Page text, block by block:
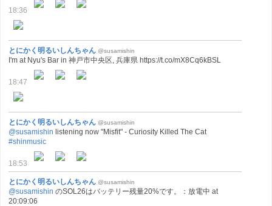
18:36
とにかく明るいしんちゃん @susamishin
I'm at Nyu's Bar in 神戸市中央区, 兵庫県 https://t.co/mX8Cq6kBSL
18:47
とにかく明るいしんちゃん @susamishin
@susamishin listening now "Misfit" - Curiosity Killed The Cat
#shinmusic
18:53
とにかく明るいしんちゃん @susamishin
@susamishin のSOL26はバッテリー残量20%です。：放電中 at
20:09:06